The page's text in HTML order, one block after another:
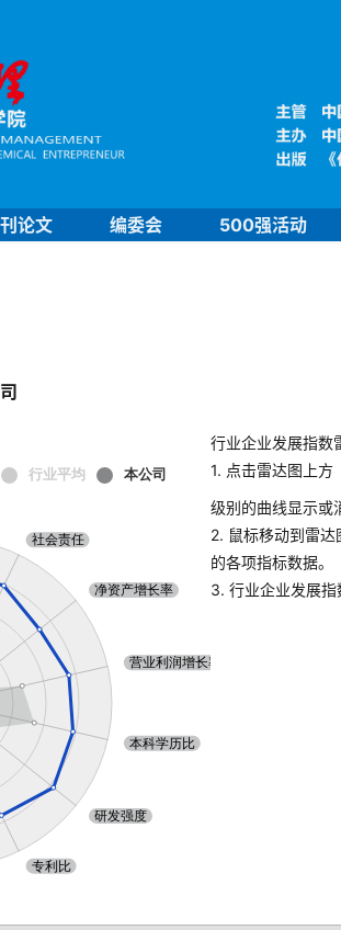
论文 编委会 500强活动
行业企业发展指数
1. 点击雷达图上方
级别的曲线显示或
2. 鼠标移动到雷达
的各项指标数据。
3. 行业企业发展指